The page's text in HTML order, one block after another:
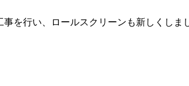
を行い、ロールスクリーンも新しくしま